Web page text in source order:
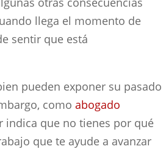
llega el momento de
sentir que está
pueden exponer su pasado
comoabogado
indica que no tienes por qué
que te ayude a avanzar